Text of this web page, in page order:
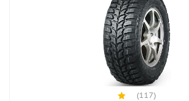
(117)